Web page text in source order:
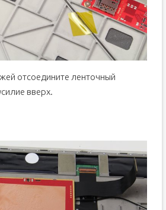
отсоедините ленточный
вверх.